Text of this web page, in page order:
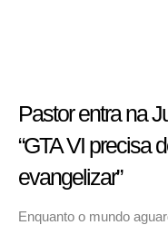
Pastor entra na
“GTA VI precisa
evangelizar”
Enquanto o mundo